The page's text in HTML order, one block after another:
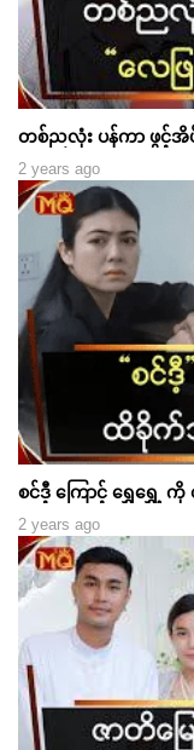
တစ်ညလုံး ပန်ကာ ဖွင့်အိ
2 years ago
စင်ဒီ့ ကြောင့် ရွှေရွှေ့
2 years ago